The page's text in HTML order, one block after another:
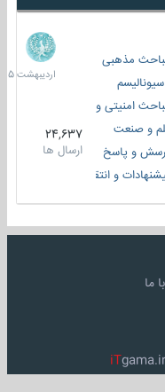
مذهبی
امنیتی و اطلاعاتی
و صنعت
و پاسخ
و انتقادات
24,637
ارسال ها
8
1405
iT